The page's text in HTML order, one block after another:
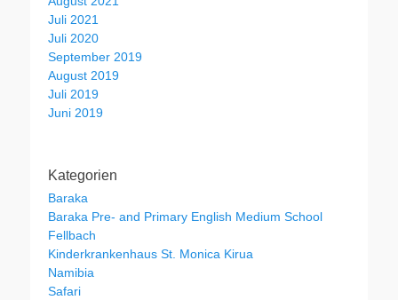
Juli 2021
Juli 2020
September 2019
August 2019
Juli 2019
Juni 2019
Kategorien
Baraka
Baraka Pre- and Primary English Medium School
Fellbach
Kinderkrankenhaus St. Monica Kirua
Namibia
Safari